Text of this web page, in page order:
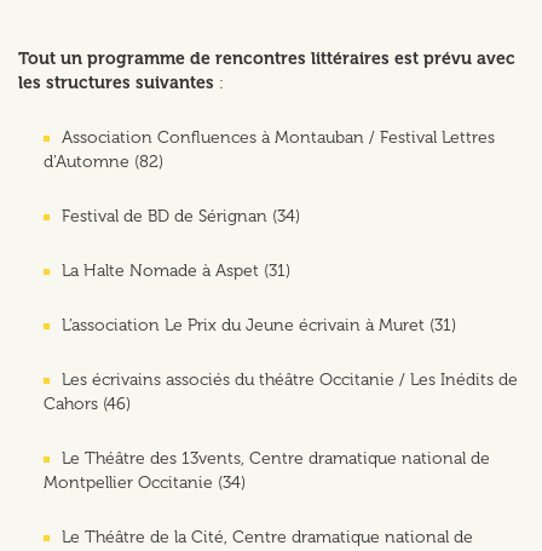
Tout un programme de rencontres littéraires est prévu avec
les structures suivantes :
Association Confluences à Montauban / Festival Lettres
d’Automne (82)
Festival de BD de Sérignan (34)
La Halte Nomade à Aspet (31)
L’association Le Prix du Jeune écrivain à Muret (31)
Les écrivains associés du théâtre Occitanie / Les Inédits de
Cahors (46)
Le Théâtre des 13vents, Centre dramatique national de
Montpellier Occitanie (34)
Le Théâtre de la Cité, Centre dramatique national de